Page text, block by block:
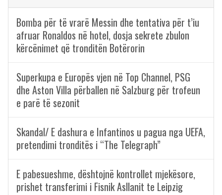
Bomba për të vrarë Messin dhe tentativa për t’iu
afruar Ronaldos në hotel, dosja sekrete zbulon
kërcënimet që tronditën Botërorin
Superkupa e Europës vjen në Top Channel, PSG
dhe Aston Villa përballen në Salzburg për trofeun
e parë të sezonit
Skandal/ E dashura e Infantinos u pagua nga UEFA,
pretendimi tronditës i “The Telegraph”
E pabesueshme, dështojnë kontrollet mjekësore,
prishet transferimi i Fisnik Asllanit te Leipzig